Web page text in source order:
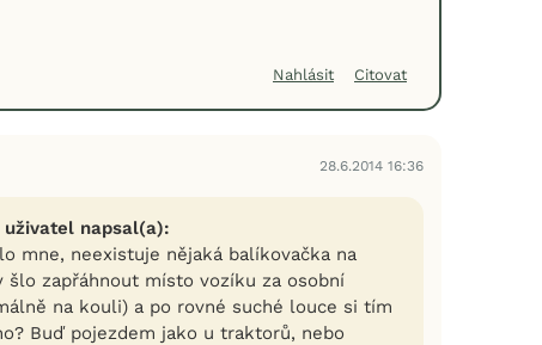
Nahlásit Citovat
28.6.2014 16:36
uživatel napsal(a):
mne, neexistuje nějaká balíkovačka na
šlo zapřáhnout místo vozíku za osobní
na kouli) a po rovné suché louce si tím
Buď pojezdem jako u traktorů, nebo